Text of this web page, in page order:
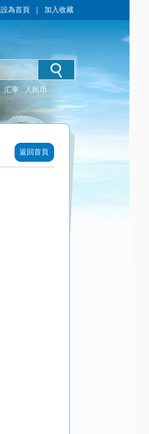
設為首頁 加入收藏
汇率 人民币
返回首頁